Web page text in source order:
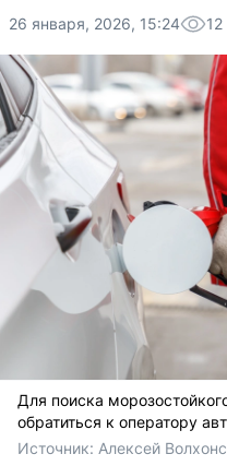
26 января, 2026, 15:24 12
Для поиска
обратиться к оператору
Источник: Алексей